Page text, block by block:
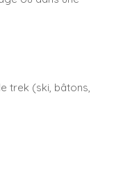
trek (ski, bâtons,